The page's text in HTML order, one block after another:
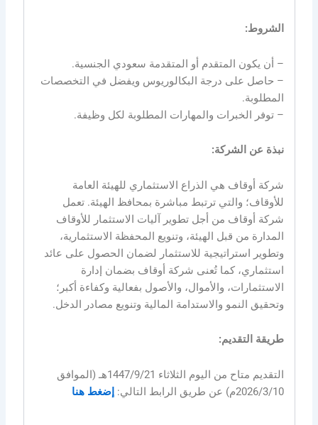
الشروط:
– أن يكون المتقدم أو المتقدمة سعودي الجنسية.
– حاصل على درجة البكالوريوس ويفضل في التخصصات
المطلوبة.
– توفر الخبرات والمهارات المطلوبة لكل وظيفة.
نبذة عن الشركة:
شركة أوقاف هي الذراع الاستثماري للهيئة العامة
للأوقاف؛ والتي ترتبط مباشرة بمحافظ الهيئة. تعمل
شركة أوقاف من أجل تطوير آليات الاستثمار للأوقاف
المدارة من قبل الهيئة، وتنويع المحفظة الاستثمارية،
وتطوير استراتيجية للاستثمار لضمان الحصول على عائد
استثماري، كما تُعنى شركة أوقاف بضمان إدارة
الاستثمارات، والأموال، والأصول بفعالية وكفاءة أكبر؛
وتحقيق النمو والاستدامة المالية وتنويع مصادر الدخل.
طريقة التقديم:
التقديم متاح من اليوم الثلاثاء 1447/9/21هـ (الموافق
2026/3/10م) عن طريق الرابط التالي:
إضغط هنا